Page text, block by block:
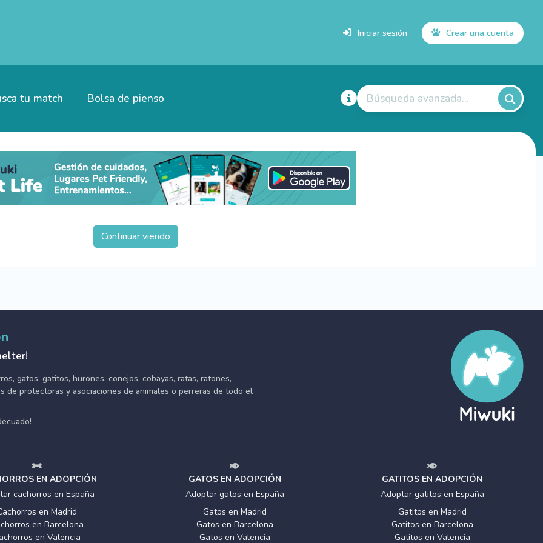
Iniciar sesión Crear una cuenta
tu match Bolsa de pienso Búsqueda avanzada...
Continuar viendo
gatos, gatitos, hurones, conejos, cobayas, ratas, ratones,
de protectoras y asociaciones de animales o perreras de todo el
EN ADOPCIÓN
cachorros en España
en Madrid
en Barcelona
en Valencia
GATOS EN ADOPCIÓN
Adoptar gatos en España
Gatos en Madrid
Gatos en Barcelona
Gatos en Valencia
GATITOS EN ADOPCIÓN
Adoptar gatitos en España
Gatitos en Madrid
Gatitos en Barcelona
Gatitos en Valencia